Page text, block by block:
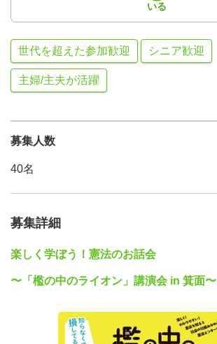
いる
世代を超えた参加歓迎 シニア歓迎
主婦/主夫が活躍
募集人数
40名
募集詳細
楽しく学ぼう！憲法のお話会
〜「檻の中のライオン」講演会 in 箕面〜